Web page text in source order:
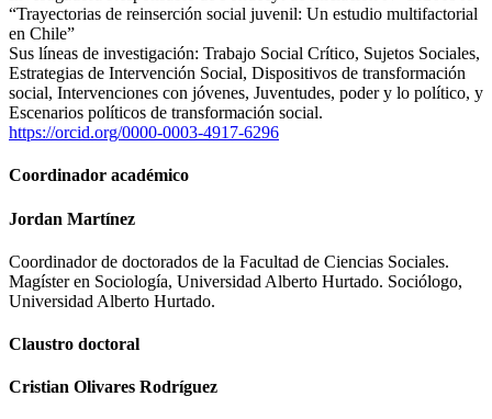
“Trayectorias de reinserción social juvenil: Un estudio multifactorial
en Chile”
Sus líneas de investigación: Trabajo Social Crítico, Sujetos Sociales,
Estrategias de Intervención Social, Dispositivos de transformación
social, Intervenciones con jóvenes, Juventudes, poder y lo político, y
Escenarios políticos de transformación social.
https://orcid.org/0000-0003-4917-6296
Coordinador académico
Jordan Martínez
Coordinador de doctorados de la Facultad de Ciencias Sociales.
Magíster en Sociología, Universidad Alberto Hurtado. Sociólogo,
Universidad Alberto Hurtado.
Claustro doctoral
Cristian Olivares Rodríguez